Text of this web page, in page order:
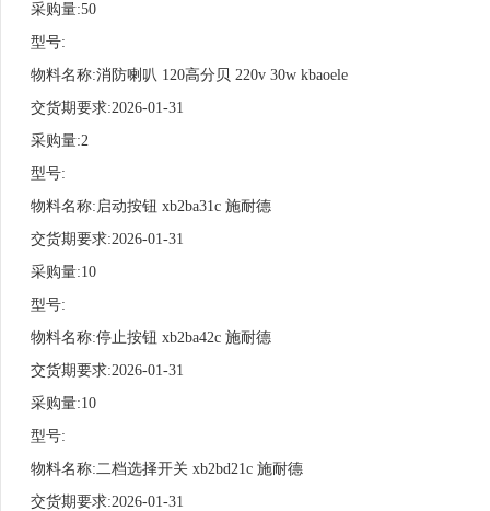
采购量:50
型号:
物料名称:消防喇叭 120高分贝 220v 30w kbaoele
交货期要求:2026-01-31
采购量:2
型号:
物料名称:启动按钮 xb2ba31c 施耐德
交货期要求:2026-01-31
采购量:10
型号:
物料名称:停止按钮 xb2ba42c 施耐德
交货期要求:2026-01-31
采购量:10
型号:
物料名称:二档选择开关 xb2bd21c 施耐德
交货期要求:2026-01-31